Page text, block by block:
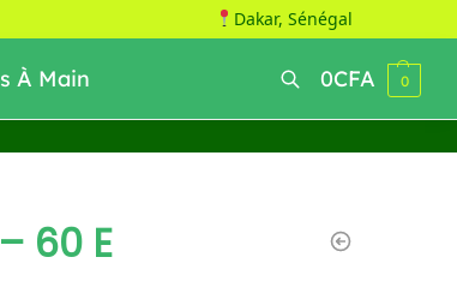
Dakar, Sénégal
À Main 0CFA 0
60 E